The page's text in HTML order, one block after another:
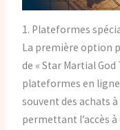
1. Plateformes
La première option
de « Star Martial
plateformes en
souvent des achats
permettant l’accès